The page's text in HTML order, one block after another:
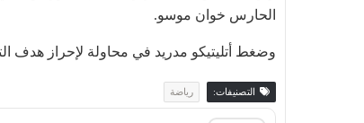
الحارس خوان موسو.
وضغط أتليتيكو مدريد في محاولة لإحراز هدف
التصنيفات: رياضة